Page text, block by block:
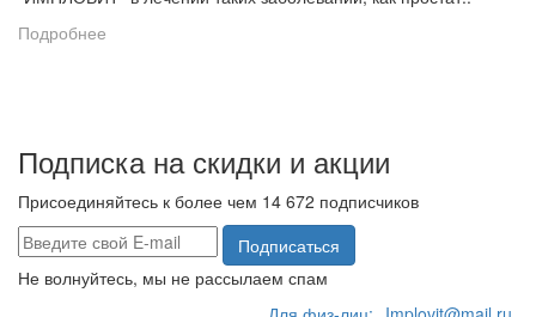
Подробнее
Подписка на скидки и акции
Присоединяйтесь к более чем 14 672 подписчиков
Подписаться
Не волнуйтесь, мы не рассылаем спам